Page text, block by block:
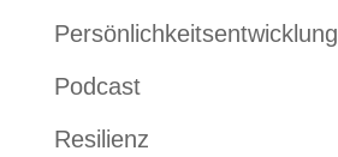
Persönlichkeitsentwicklung
Podcast
Resilienz